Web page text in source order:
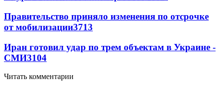
Правительство приняло изменения по отсрочке
от мобилизации3713
Иран готовил удар по трем объектам в Украине -
СМИ3104
Читать комментарии